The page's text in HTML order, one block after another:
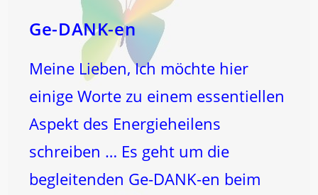
Ge-DANK-en
Meine Lieben, Ich möchte hier
einige Worte zu einem essentiellen
Aspekt des Energieheilens
schreiben … Es geht um die
begleitenden Ge-DANK-en beim